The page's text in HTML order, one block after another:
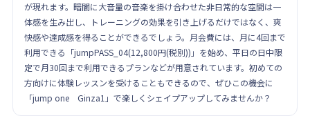
が現れます。暗闇に大音量の音楽を掛け合わせた非日常的な空間は一
体感を生み出し、トレーニングの効果を引き上げるだけではなく、爽
快感や達成感を得ることができるでしょう。月会費には、月に4回まで
利用できる「jumpPASS_04(12,800円(税別))」を始め、平日の日中限
定で月30回まで利用できるプランなどが用意されています。初めての
方向けに体験レッスンを受けることもできるので、ぜひこの機会に
「jump one Ginza1」で楽しくシェイプアップしてみませんか？